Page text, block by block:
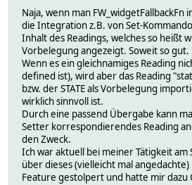
Naja, wenn man
die Integration z.B. von Set-
Inhalt des Readings, welches so heißt
Vorbelegung angezeigt. Soweit so gut.
Wenn es ein gleichnamiges Reading
defined ist), wird aber das Reading
bzw. der STATE als Vorbelegung
wirklich sinnvoll ist.
Durch eine passend Übergabe kann
Setter korrespondierendes Reading
den Zweck.
Ich war aktuell bei meiner Tätigkeit am
über dieses (vielleicht mal angedachte)
Feature gestolpert und hatte mir dazu